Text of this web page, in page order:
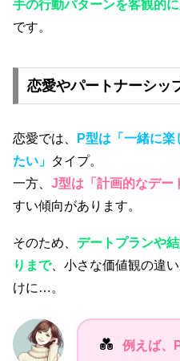
手の行動パターンを客観的
です。
恋愛やパートナーシッ
恋愛では、
P型は「一緒に
たい」 タイプ。
一方、 J型は「計画的なデー
すい傾向があります。
そのため、 デートプランや
りまで、小さな価値観の違
けに…。
💑
例えば、